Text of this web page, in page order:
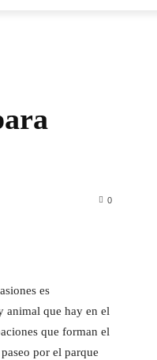
0
es
animal que hay en el
que forman el
por el parque